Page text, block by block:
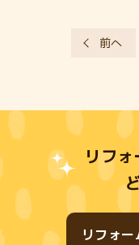
前へ
リフ
リフォ